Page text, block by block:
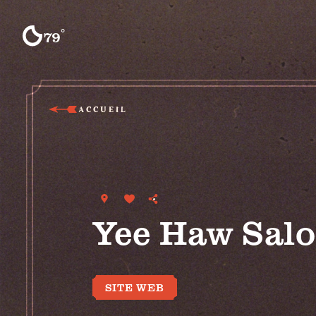
Skip to content
79°F
ACCUEIL
Yee Haw
SITE WEB